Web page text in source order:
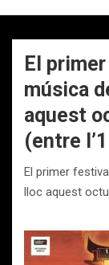
El
música
aquest
(entre
El primer
lloc aquest